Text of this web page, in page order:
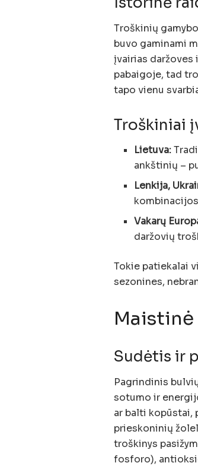
Troškinių
buvo gaminami
įvairias daržoves
pabaigoje, tad
tapo vienu
Troškiniai
Lietuva:
ankštinių –
Lenkija,
Vakarų
daržovių
Tokie patiekalai
sezonines,
Sudėtis ir
Pagrindinis
sotumo ir
ar balti kopūstai,
prieskoninių
troškinys
fosforo),